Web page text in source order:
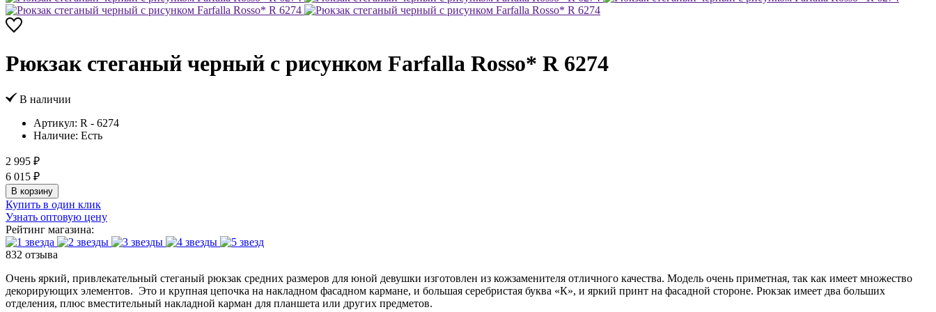
Рюкзак стеганый черный с рисунком Farfalla Rosso* R 6274
В наличии
Артикул: R - 6274
Наличие: Есть
2 995 ₽
6 015 ₽
В корзину
Купить в один клик
Узнать оптовую цену
Рейтинг магазина:
832 отзыва
Очень яркий, привлекательный стеганый рюкзак средних размеров для юной девушки изготовлен из кожзаменителя отличного качества. Модель очень приметная, так как имеет множество
декорирующих элементов. Это и крупная цепочка на накладном фасадном кармане, и большая серебристая буква «К», и яркий принт на фасадной стороне. Рюкзак имеет два больших
отделения, плюс вместительный накладной карман для планшета или других предметов.